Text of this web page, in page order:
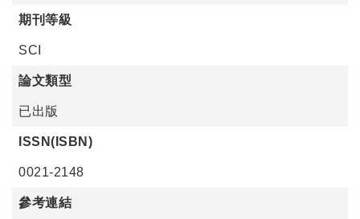
期刊等級
SCI
論文類型
已出版
ISSN(ISBN)
0021-2148
參考連結